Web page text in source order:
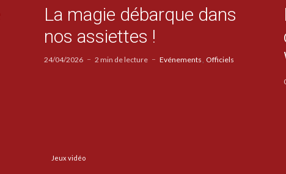
La magie débarque dans
nos assiettes !
24/04/2026 2 min de lecture Evénements Officiels
Jeux vidéo